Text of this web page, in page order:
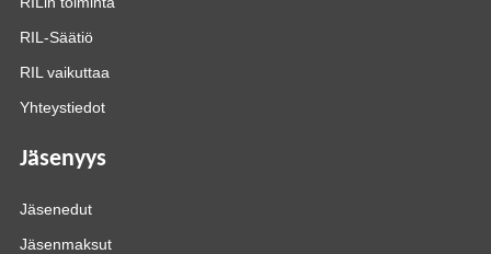
RIL-Säätiö
RIL vaikuttaa
Yhteystiedot
Jäsenyys
Jäsenedut
Jäsenmaksut